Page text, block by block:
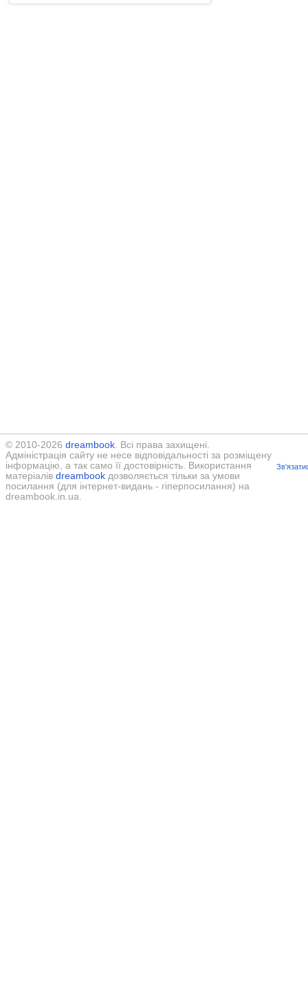
© 2010-2026 dreambook. Всі права захищені.
Адміністрація сайту не несе відповідальності за розміщену
інформацію, а так само її достовірність. Використання
матеріалів dreambook дозволяється тільки за умови
посилання (для інтернет-видань - гіперпосилання) на
dreambook.in.ua.